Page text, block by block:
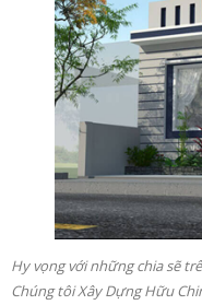
Hy vọng với những chia sẽ
Chúng tôi Xây Dựng Hữu